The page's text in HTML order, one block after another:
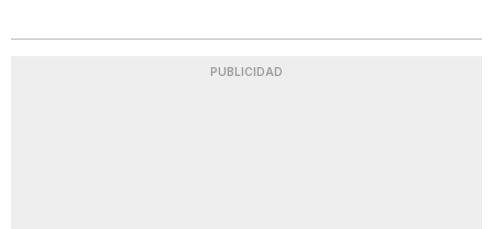
PUBLICIDAD